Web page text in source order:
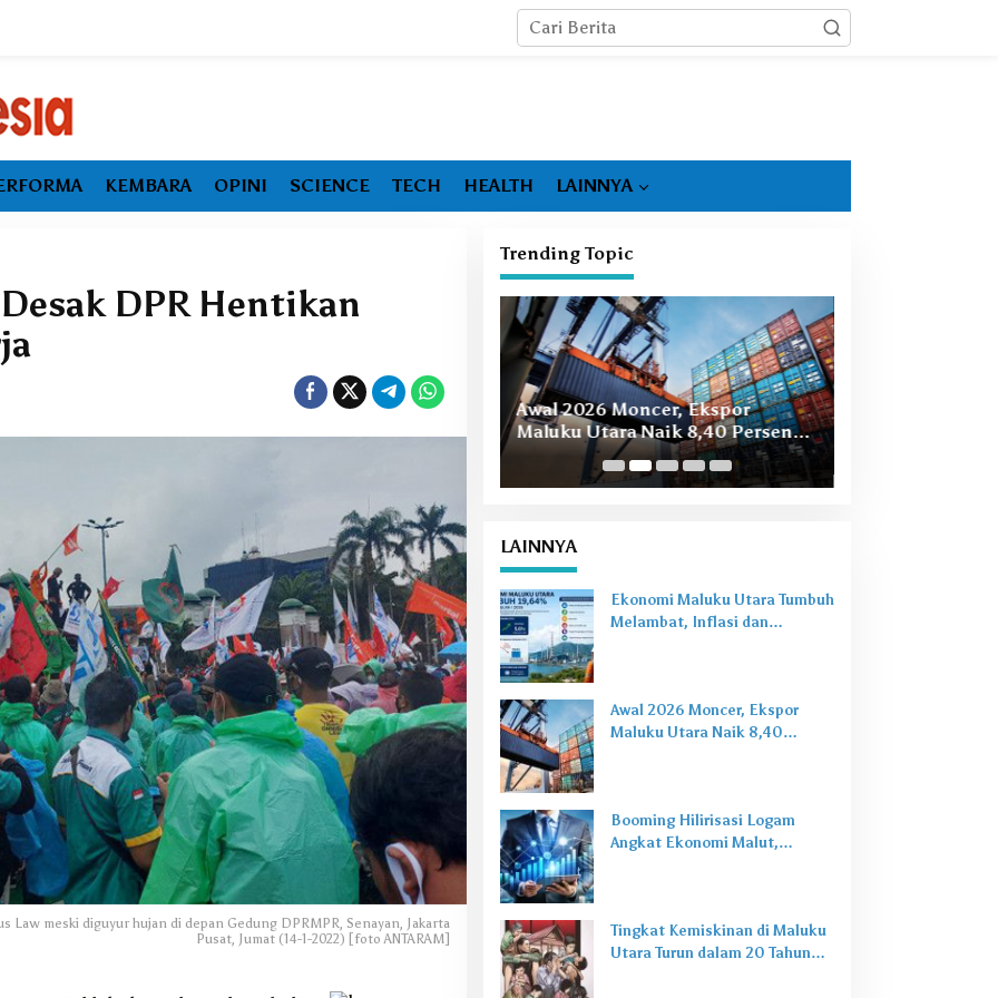
KEMBARA OPINI SCIENCE TECH HEALTH LAINNYA
DPR Hentikan
Law meski diguyur hujan di depan Gedung DPRMPR, Senayan, Jakarta
Pusat, Jumat (14-1-2022) [foto ANTARAM]
Trending Topic
Ekonomi Maluku Utara Tumbuh
Pengangguran Jadi Alarm Baru
Awal 2026 Moncer, Ekspor
Maluku Utara Naik 8,40 Persen
Ditopang Nikel dan HS 28
LAINNYA
Ekonomi Maluku Utara Tumbuh
Melambat, Inflasi dan
Awal 2026 Moncer, Ekspor
Maluku Utara Naik 8,40
Booming Hilirisasi Logam
Angkat Ekonomi Malut,
Tingkat Kemiskinan di Maluku
Utara Turun dalam 20 Tahun